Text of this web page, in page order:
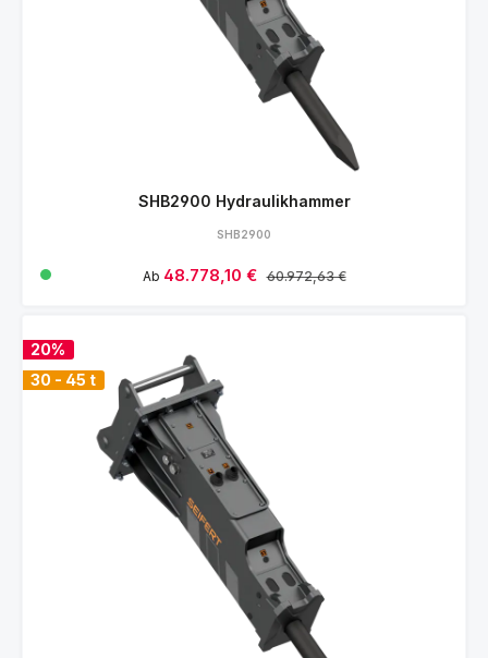
SHB2900 Hydraulikhammer
SHB2900
Verkaufspreis:
Ab 48.778,10 € Regulärer Preis:
60.972,63 €
20%
30 - 45 t